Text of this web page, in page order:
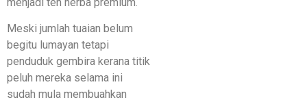
Meski jumlah tuaian belum
begitu lumayan tetapi
penduduk gembira kerana titik
peluh mereka selama ini
sudah mula membuahkan